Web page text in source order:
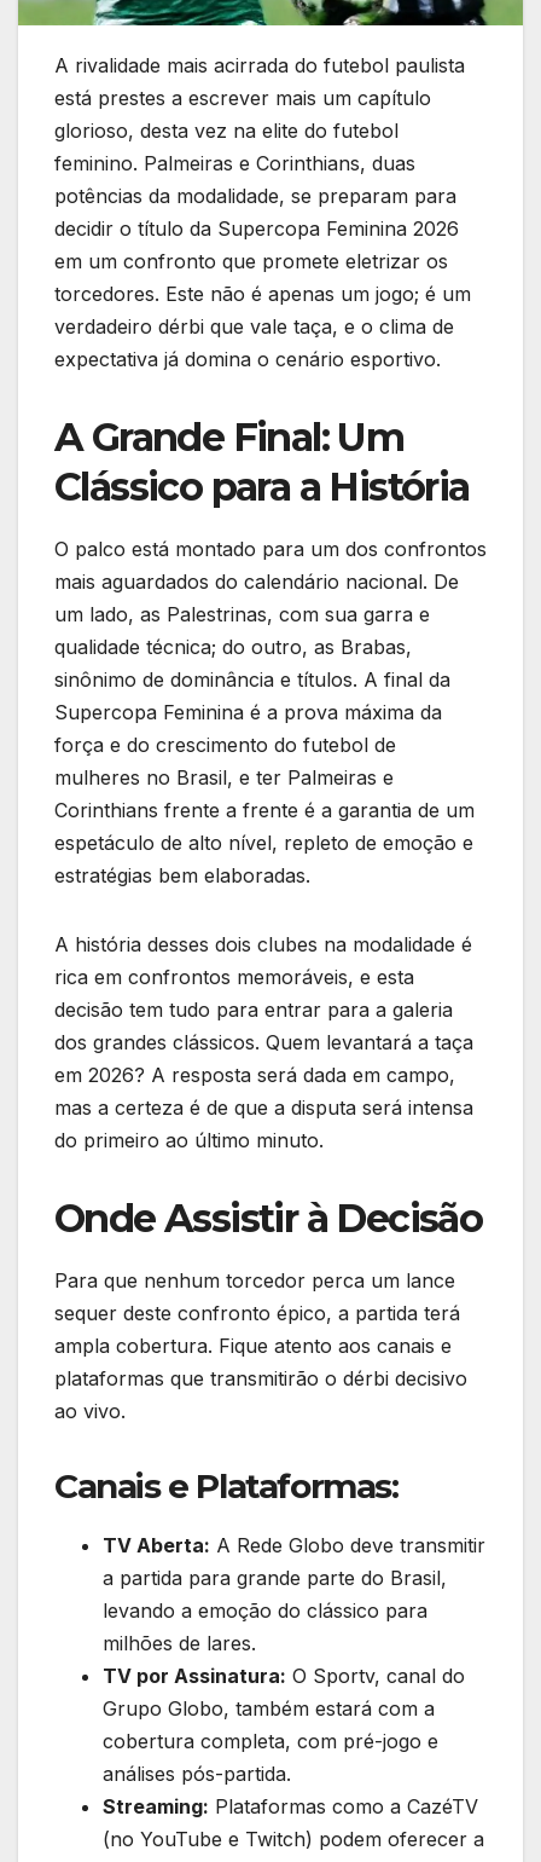
A rivalidade mais acirrada do futebol paulista
está prestes a escrever mais um capítulo
glorioso, desta vez na elite do futebol
feminino. Palmeiras e Corinthians, duas
potências da modalidade, se preparam para
decidir o título da Supercopa Feminina 2026
em um confronto que promete eletrizar os
torcedores. Este não é apenas um jogo; é um
verdadeiro dérbi que vale taça, e o clima de
expectativa já domina o cenário esportivo.
A Grande Final: Um
Clássico para a História
O palco está montado para um dos confrontos
mais aguardados do calendário nacional. De
um lado, as Palestrinas, com sua garra e
qualidade técnica; do outro, as Brabas,
sinônimo de dominância e títulos. A final da
Supercopa Feminina é a prova máxima da
força e do crescimento do futebol de
mulheres no Brasil, e ter Palmeiras e
Corinthians frente a frente é a garantia de um
espetáculo de alto nível, repleto de emoção e
estratégias bem elaboradas.
A história desses dois clubes na modalidade é
rica em confrontos memoráveis, e esta
decisão tem tudo para entrar para a galeria
dos grandes clássicos. Quem levantará a taça
em 2026? A resposta será dada em campo,
mas a certeza é de que a disputa será intensa
do primeiro ao último minuto.
Onde Assistir à Decisão
Para que nenhum torcedor perca um lance
sequer deste confronto épico, a partida terá
ampla cobertura. Fique atento aos canais e
plataformas que transmitirão o dérbi decisivo
ao vivo.
Canais e Plataformas:
TV Aberta: A Rede Globo deve transmitir
a partida para grande parte do Brasil,
levando a emoção do clássico para
milhões de lares.
TV por Assinatura: O Sportv, canal do
Grupo Globo, também estará com a
cobertura completa, com pré-jogo e
análises pós-partida.
Streaming: Plataformas como a CazéTV
(no YouTube e Twitch) podem oferecer a